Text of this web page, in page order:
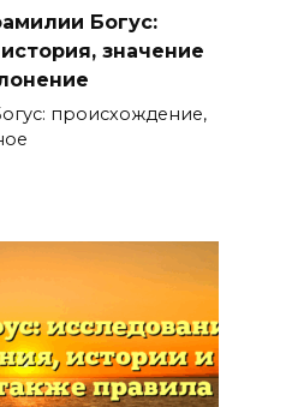
Богус:
значение
происхождение,